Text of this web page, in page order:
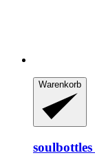
Warenkorb
soulbottles